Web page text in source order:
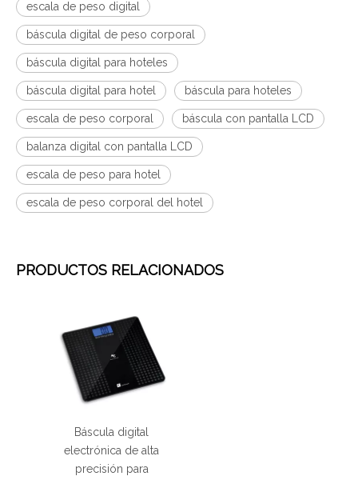
escala de peso digital
báscula digital de peso corporal
báscula digital para hoteles
báscula digital para hotel báscula para hoteles
escala de peso corporal báscula con pantalla LCD
balanza digital con pantalla LCD
escala de peso para hotel
escala de peso corporal del hotel
PRODUCTOS RELACIONADOS
Báscula digital
electrónica de alta
precisión para